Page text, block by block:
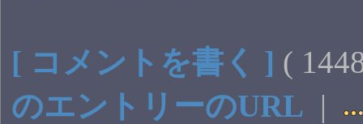
[ コメントを書く ] (
のエントリーのURL |